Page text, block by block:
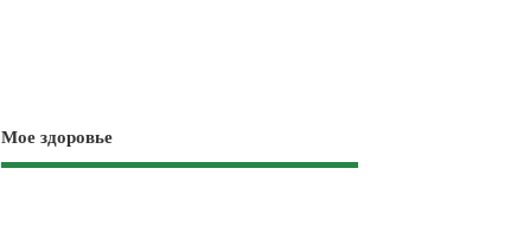
Мое здоровье